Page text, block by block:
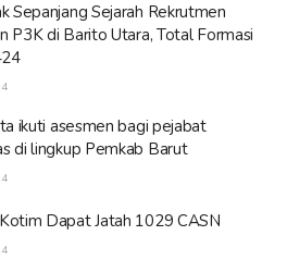
Sepanjang Sejarah Rekrutmen
P3K di Barito Utara, Total Formasi
ikuti asesmen bagi pejabat
di lingkup Pemkab Barut
Dapat Jatah 1029 CASN